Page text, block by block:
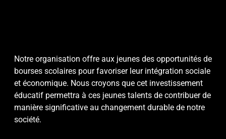
Notre organisation offre aux jeunes des opportunités de
bourses scolaires pour favoriser leur intégration sociale
et économique. Nous croyons que cet investissement
éducatif permettra à ces jeunes talents de contribuer de
manière significative au changement durable de notre
société.